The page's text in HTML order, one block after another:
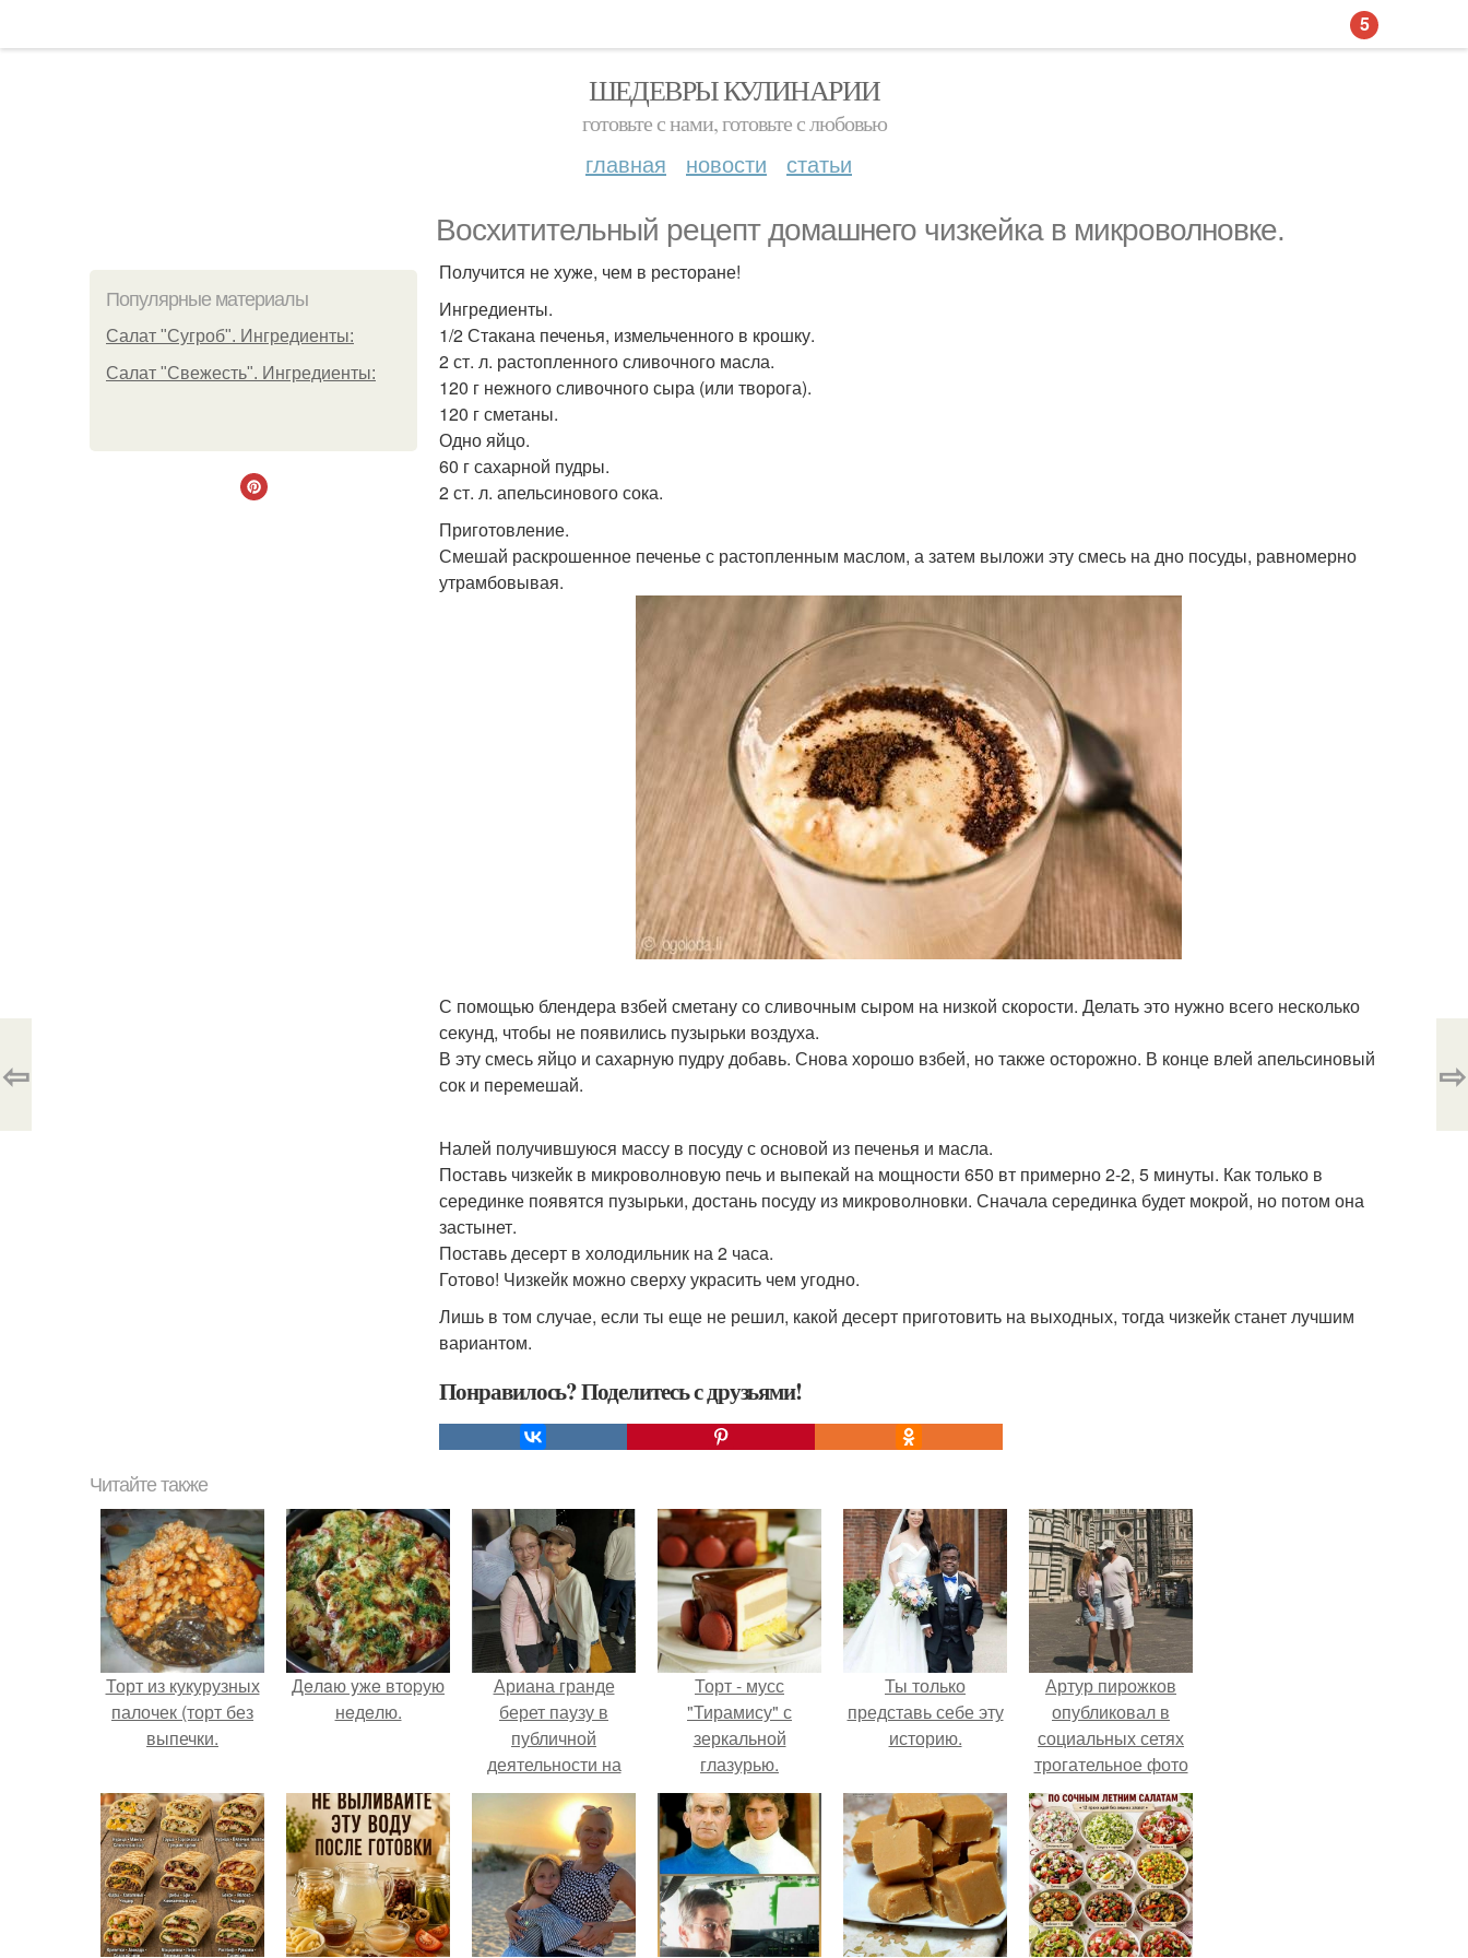
ШЕДЕВРЫ КУЛИНАРИИ
готовьте с нами, готовьте с любовью
главная новости статьи
Восхитительный рецепт домашнего чизкейка в микроволновке.
Популярные материалы
Салат "Сугроб". Ингредиенты:
Салат "Свежесть". Ингредиенты:
Получится не хуже, чем в ресторане!
Ингредиенты.
1/2 Стакана печенья, измельченного в крошку.
2 ст. л. растопленного сливочного масла.
120 г нежного сливочного сыра (или творога).
120 г сметаны.
Одно яйцо.
60 г сахарной пудры.
2 ст. л. апельсинового сока.
Приготовление.
Смешай раскрошенное печенье с растопленным маслом, а затем выложи эту смесь на дно посуды, равномерно
утрамбовывая.
С помощью блендера взбей сметану со сливочным сыром на низкой скорости. Делать это нужно всего несколько
секунд, чтобы не появились пузырьки воздуха.
В эту смесь яйцо и сахарную пудру добавь. Снова хорошо взбей, но также осторожно. В конце влей апельсиновый
сок и перемешай.
Налей получившуюся массу в посуду с основой из печенья и масла.
Поставь чизкейк в микроволновую печь и выпекай на мощности 650 вт примерно 2-2, 5 минуты. Как только в
серединке появятся пузырьки, достань посуду из микроволновки. Сначала серединка будет мокрой, но потом она
застынет.
Поставь десерт в холодильник на 2 часа.
Готово! Чизкейк можно сверху украсить чем угодно.
Лишь в том случае, если ты еще не решил, какой десерт приготовить на выходных, тогда чизкейк станет лучшим
вариантом.
Понравилось? Поделитесь с друзьями!
⇦ ⇨
Читайте также
Торт из кукурузных
палочек (торт без
выпечки.
Дeлaю yжe втopую
нeдeлю.
Ариана гранде
берет паузу в
публичной
деятельности на
фоне слухов о
своем здоровье.
Торт - мусс
"Тирамису" с
зеркальной
глазурью.
Ты только
представь себе эту
историю.
Артур пирожков
опубликовал в
социальных сетях
трогательное фото
с супругой
Анжеликой,
сделанное во
время их недавнего
путешествия в
Италию.
5